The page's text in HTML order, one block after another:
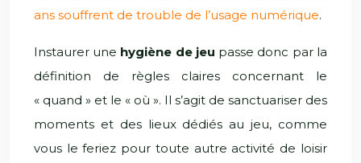
ans souffrent de trouble de l’usage numérique.
Instaurer une hygiène de jeu passe donc par la
définition de règles claires concernant le
« quand » et le « où ». Il s’agit de sanctuariser des
moments et des lieux dédiés au jeu, comme
vous le feriez pour toute autre activité de loisir